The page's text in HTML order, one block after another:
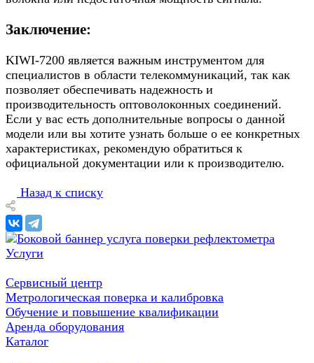
Заключение:
KIWI-7200 является важным инструментом для
специалистов в области телекоммуникаций, так как
позволяет обеспечивать надежность и
производительность оптоволоконных соединений.
Если у вас есть дополнительные вопросы о данной
модели или вы хотите узнать больше о ее конкретных
характеристиках, рекомендую обратиться к
официальной документации или к производителю.
Назад к списку
Услуги
Сервисный центр
Метрологическая поверка и калибровка
Обучение и повышение квалификации
Аренда оборудования
Каталог